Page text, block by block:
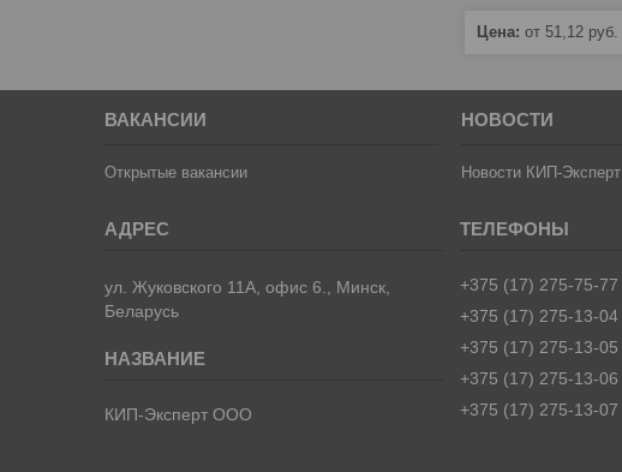
Цена: от 51,12 руб.
ВАКАНСИИ
Открытые вакансии
НОВОСТИ
Новости КИП-Эксперт
ул. Жуковского 11А, офис 6., Минск,
Беларусь
КИП-Эксперт ООО
+375 (17) 275-75-77
+375 (17) 275-13-04
+375 (17) 275-13-05
+375 (17) 275-13-06
+375 (17) 275-13-07